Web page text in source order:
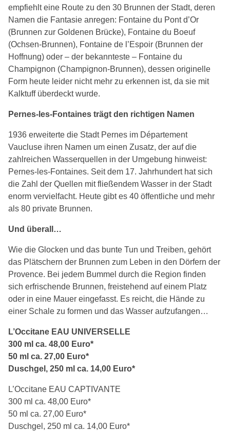
empfiehlt eine Route zu den 30 Brunnen der Stadt, deren
Namen die Fantasie anregen: Fontaine du Pont d’Or
(Brunnen zur Goldenen Brücke), Fontaine du Boeuf
(Ochsen-Brunnen), Fontaine de l’Espoir (Brunnen der
Hoffnung) oder – der bekannteste – Fontaine du
Champignon (Champignon-Brunnen), dessen originelle
Form heute leider nicht mehr zu erkennen ist, da sie mit
Kalktuff überdeckt wurde.
Pernes-les-Fontaines trägt den richtigen Namen
1936 erweiterte die Stadt Pernes im Département
Vaucluse ihren Namen um einen Zusatz, der auf die
zahlreichen Wasserquellen in der Umgebung hinweist:
Pernes-les-Fontaines. Seit dem 17. Jahrhundert hat sich
die Zahl der Quellen mit fließendem Wasser in der Stadt
enorm vervielfacht. Heute gibt es 40 öffentliche und mehr
als 80 private Brunnen.
Und überall…
Wie die Glocken und das bunte Tun und Treiben, gehört
das Plätschern der Brunnen zum Leben in den Dörfern der
Provence. Bei jedem Bummel durch die Region finden
sich erfrischende Brunnen, freistehend auf einem Platz
oder in eine Mauer eingefasst. Es reicht, die Hände zu
einer Schale zu formen und das Wasser aufzufangen…
L’Occitane EAU UNIVERSELLE
300 ml ca. 48,00 Euro*
50 ml ca. 27,00 Euro*
Duschgel, 250 ml ca. 14,00 Euro*
L’Occitane EAU CAPTIVANTE
300 ml ca. 48,00 Euro*
50 ml ca. 27,00 Euro*
Duschgel, 250 ml ca. 14,00 Euro*